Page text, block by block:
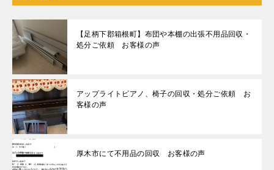
【足柄下郡箱根町】布団や本棚の出張不用品回収・
処分ご依頼 お客様の声
アップライトピアノ、椅子の回収・処分ご依頼 お
客様の声
厚木市にて不用品の回収 お客様の声